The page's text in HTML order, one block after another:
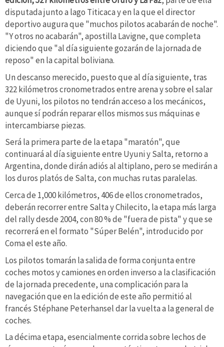
disputada junto a lago Titicaca y en la que el director
deportivo augura que "muchos pilotos acabarán de noche".
"Y otros no acabarán", apostilla Lavigne, que completa
diciendo que "al día siguiente gozarán de la jornada de
reposo" en la capital boliviana.
Un descanso merecido, puesto que al día siguiente, tras
322 kilómetros cronometrados entre arena y sobre el salar
de Uyuni, los pilotos no tendrán acceso a los mecánicos,
aunque sí podrán reparar ellos mismos sus máquinas e
intercambiarse piezas.
Será la primera parte de la etapa "maratón", que
continuará al día siguiente entre Uyuni y Salta, retorno a
Argentina, donde dirán adiós al altiplano, pero se medirán a
los duros platós de Salta, con muchas rutas paralelas.
Cerca de 1,000 kilómetros, 406 de ellos cronometrados,
deberán recorrer entre Salta y Chilecito, la etapa más larga
del rally desde 2004, con 80 % de "fuera de pista" y que se
recorrerá en el formato "Súper Belén", introducido por
Coma el este año.
Los pilotos tomarán la salida de forma conjunta entre
coches motos y camiones en orden inverso a la clasificación
de la jornada precedente, una complicación para la
navegación que en la edición de este año permitió al
francés Stéphane Peterhansel dar la vuelta a la general de
coches.
La décima etapa, esencialmente corrida sobre lechos de